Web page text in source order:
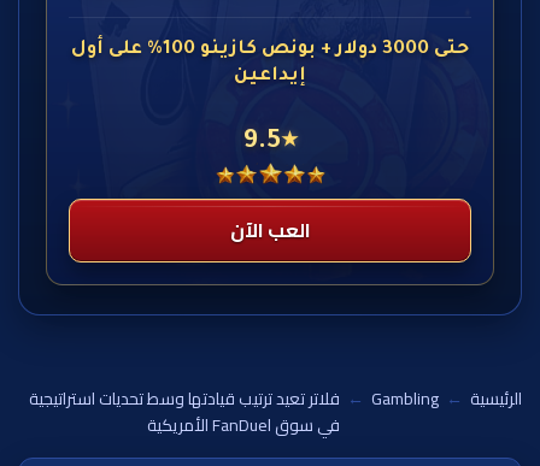
حتى 3000 دولار + بونص كازينو 100% على أول
إيداعين
★
9.5
العب الآن
الرئيسية ←
Gambling
← فلاتر تعيد ترتيب قيادتها وسط تحديات استراتيجية
في سوق FanDuel الأمريكية